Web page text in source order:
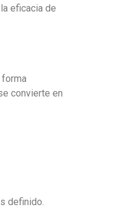
eficacia de
forma
convierte en
definido.